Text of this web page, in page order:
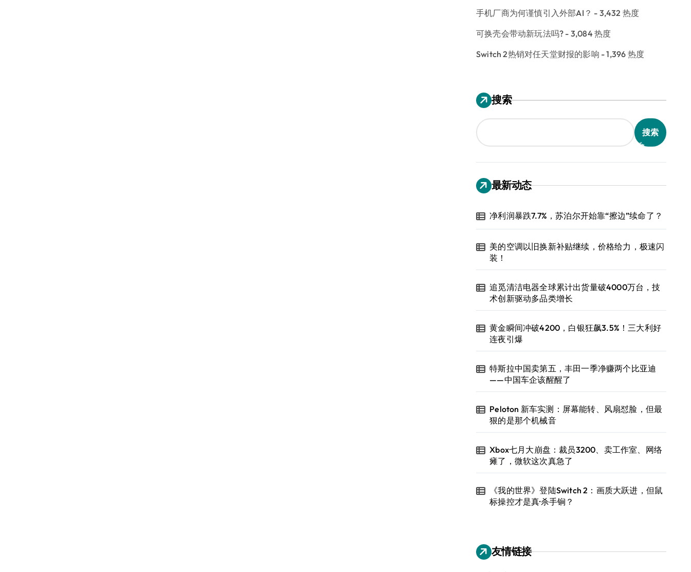
手机厂商为何谨慎引入外部AI？ - 3,432 热度
可换壳会带动新玩法吗? - 3,084 热度
Switch 2热销对任天堂财报的影响 - 1,396 热度
搜索
搜索
最新动态
净利润暴跌7.7%，苏泊尔开始靠“擦边”续命了？
美的空调以旧换新补贴继续，价格给力，极速闪
装！
追觅清洁电器全球累计出货量破4000万台，技
术创新驱动多品类增长
黄金瞬间冲破4200，白银狂飙3.5%！三大利好
连夜引爆
特斯拉中国卖第五，丰田一季净赚两个比亚迪
——中国车企该醒醒了
Peloton 新车实测：屏幕能转、风扇怼脸，但最
狠的是那个机械音
Xbox七月大崩盘：裁员3200、卖工作室、网络
瘫了，微软这次真急了
《我的世界》登陆Switch 2：画质大跃进，但鼠
标操控才是真·杀手锏？
友情链接